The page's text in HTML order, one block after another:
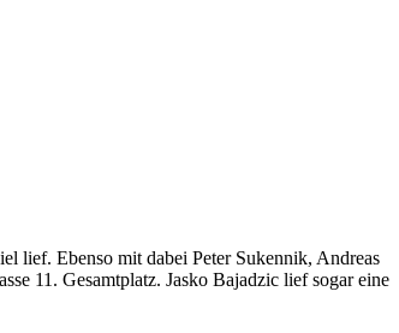
lief. Ebenso mit dabei Peter Sukennik, Andreas
11. Gesamtplatz. Jasko Bajadzic lief sogar eine